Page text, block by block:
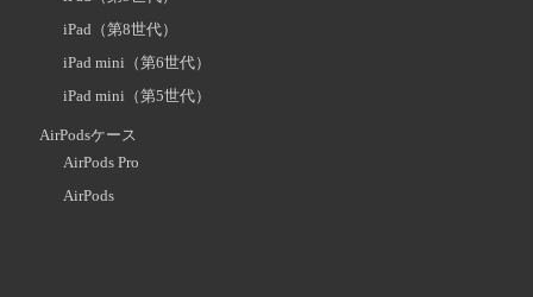
iPad（第8世代）
iPad mini（第6世代）
iPad mini（第5世代）
AirPodsケース
AirPods Pro
AirPods